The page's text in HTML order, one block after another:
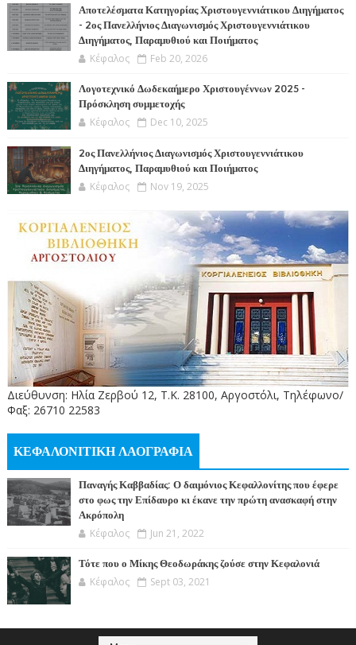
Αποτελέσματα Κατηγορίας Χριστουγεννιάτικου Διηγήματος
- 2ος Πανελλήνιος Διαγωνισμός Χριστουγεννιάτικου
Διηγήματος, Παραμυθιού και Ποιήματος
Κέφαλος Feb 20, 2026
Λογοτεχνικό Δωδεκαήμερο Χριστουγέννων 2025 -
Πρόσκληση συμμετοχής
Κέφαλος Dec 10, 2025
2ος Πανελλήνιος Διαγωνισμός Χριστουγεννιάτικου
Διηγήματος, Παραμυθιού και Ποιήματος
Κέφαλος Nov 19, 2025
Διεύθυνση: Ηλία Ζερβού 12, Τ.Κ. 28100, Αργοστόλι, Τηλέφωνο/
Φαξ: 26710 22583
ΚΕΦΑΛΟΝΙΤΙΚΗ ΛΑΟΓΡΑΦΙΑ
Παναγής Καββαδίας: Ο δαιμόνιος Κεφαλλονίτης που έφερε
στο φως την Επίδαυρο κι έκανε την πρώτη ανασκαφή στην
Ακρόπολη
Κέφαλος Jun 21, 2022
Τότε που ο Μίκης Θεοδωράκης ζούσε στην Κεφαλονιά
Κέφαλος Sept 03, 2021